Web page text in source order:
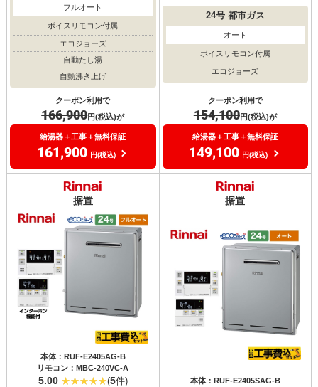
フルオート
ボイスリモコン付属
エコジョーズ
自動たし湯
自動沸き上げ
クーポン利用で
166,900円(税込)が
給湯器＋工事＋無料保証
161,900 円(税込)
24号都市ガス
オート
ボイスリモコン付属
エコジョーズ
クーポン利用で
154,100円(税込)が
給湯器＋工事＋無料保証
149,100 円(税込)
据置
本体：RUF-E2405AG-B
リモコン：MBC-240VC-A
5.00 (5件)
据置
本体：RUF-E2405SAG-B